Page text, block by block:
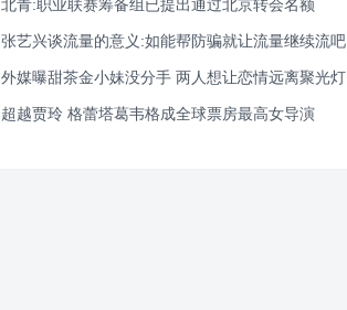
北青:职业联赛筹备组已提出通过北京转会名额
张艺兴谈流量的意义:如能帮防骗就让流量继续流吧
外媒曝甜茶金小妹没分手 两人想让恋情远离聚光灯
超越贾玲 格蕾塔葛韦格成全球票房最高女导演